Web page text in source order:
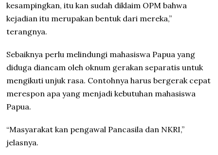
kesampingkan, itu kan sudah diklaim OPM bahwa
kejadian itu merupakan bentuk dari mereka,”
terangnya.
Sebaiknya perlu melindungi mahasiswa Papua yang
diduga diancam oleh oknum gerakan separatis untuk
mengikuti unjuk rasa. Contohnya harus bergerak cepat
merespon apa yang menjadi kebutuhan mahasiswa
Papua.
“Masyarakat kan pengawal Pancasila dan NKRI,”
jelasnya.